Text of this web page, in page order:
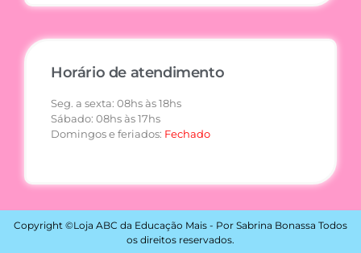
Horário de atendimento
Seg. a sexta: 08hs às 18hs
Sábado: 08hs às 17hs
Domingos e feriados: Fechado
Copyright ©Loja ABC da Educação Mais - Por Sabrina Bonassa Todos
os direitos reservados.